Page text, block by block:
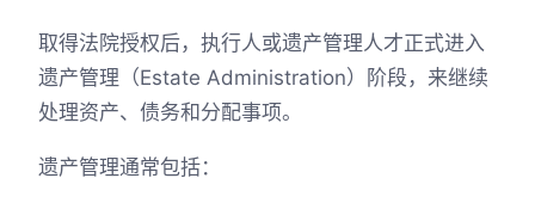
取得法院授权后，执行人或遗产管理人才正式进入
遗产管理（Estate Administration）阶段，来继续
处理资产、债务和分配事项。
遗产管理通常包括：